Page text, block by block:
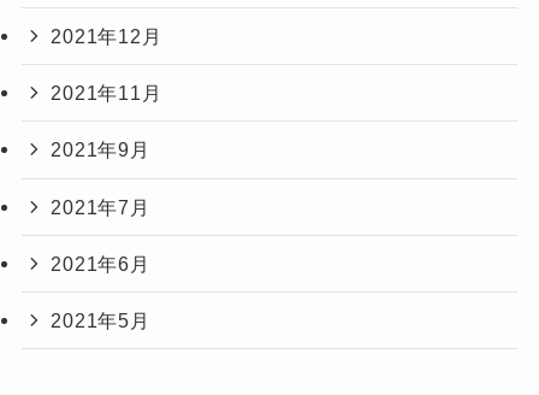
2021年12月
2021年11月
2021年9月
2021年7月
2021年6月
2021年5月